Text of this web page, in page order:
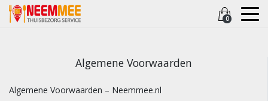
0
Algemene Voorwaarden
Algemene Voorwaarden – Neemmee.nl